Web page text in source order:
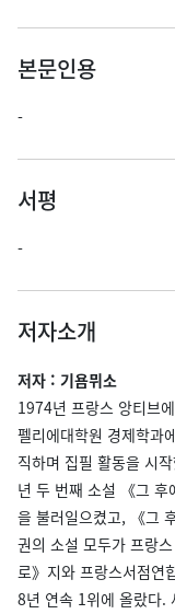
본문인용
-
서평
-
저자소개
저자 : 기욤뮈소
1974년 프랑스 앙티브
펠리에대학원 경제학과
직하며 집필 활동을 시
년 두 번째 소설 《그 후
을 불러일으켰고, 《그
권의 소설 모두가 프랑
로》지와 프랑스서점연
8년 연속 1위에 올랐다.